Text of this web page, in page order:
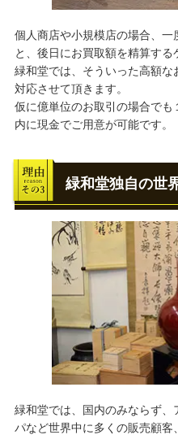
個人商店や小規模店の場合、
と、後日にお買取額を精算する
緑和堂では、そういった高額
対応させて頂きます。
仮に億単位のお取引の場合で
内に現金でご用意が可能です。
緑和堂独自の世
緑和堂では、国内のみならず
パなど世界中に多くの販売顧客